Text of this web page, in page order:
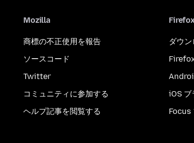
Mozilla
商標の不正使用を報告
ソースコード
Twitter
コミュニティに参加する
ヘルプ記事を閲覧する
ダウン
iOS ブ
Focus